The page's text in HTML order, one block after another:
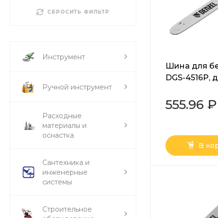
СБРОСИТЬ ФИЛЬТР
Инструмент
Ручной инструмент
Расходные
материалы и
оснастка
Сантехника и
инженерные
системы
Строительное
Шина для
DGS-4516P,
1,5 мм, 64
555.96 ₽
В